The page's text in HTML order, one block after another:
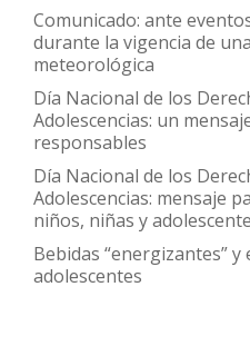
Comunicado: ante
durante la vigencia de
meteorológica
Día Nacional de los
Adolescencias: un
responsables
Día Nacional de los
Adolescencias: mensaje
niños, niñas y
Bebidas “energizantes”
adolescentes